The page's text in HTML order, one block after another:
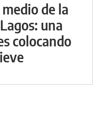
de la
una
colocando